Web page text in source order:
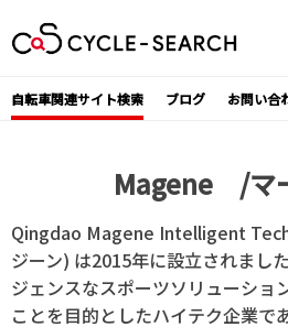
to
content
自転車関連サイト検索 ブログ お問い合
Magene /マ
Qingdao Magene Intelligent
ジーン) は2015年に設立されまし
ジェンスなスポーツソリューショ
ことを目的としたハイテク企業で